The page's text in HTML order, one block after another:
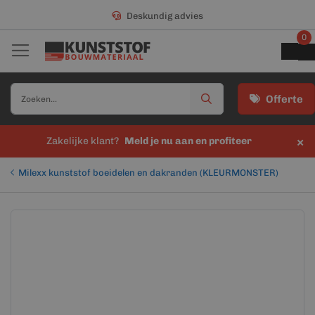
Deskundig advies
Offerte
0
Zakelijke klant? Meld je nu aan en profiteer ×
Milexx kunststof boeidelen en dakranden (KLEURMONSTER)